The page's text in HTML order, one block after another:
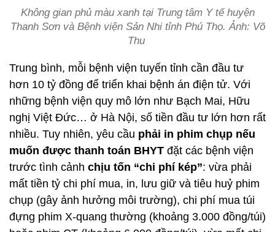
Không gian phủ màu xanh tại Trung tâm Y tế huyện
Thanh Sơn và Bệnh viện Sản Nhi tỉnh Phú Thọ. Ảnh: Võ
Thu
Trung bình, mỗi bệnh viện tuyến tỉnh cần đầu tư
hơn 10 tỷ đồng để triển khai bệnh án điện tử. Với
những bệnh viện quy mô lớn như Bạch Mai, Hữu
nghị Việt Đức… ở Hà Nội, số tiền đầu tư lớn hơn rất
nhiều. Tuy nhiên, yêu cầu phải in phim chụp nếu
muốn được thanh toán BHYT đặt các bệnh viện
trước tình cảnh chịu tốn “chi phí kép”: vừa phải
mất tiền tỷ chi phí mua, in, lưu giữ và tiêu huỷ phim
chụp (gây ảnh hưởng môi trường), chi phí mua túi
đựng phim X-quang thường (khoảng 3.000 đồng/túi)